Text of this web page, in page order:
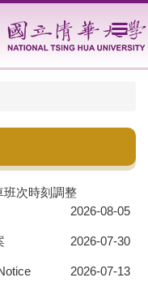
班次時刻調整
2026-08-05
2026-07-30
2026-07-13